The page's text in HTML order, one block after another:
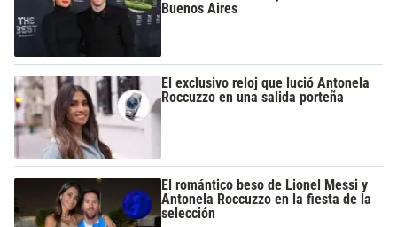
Buenos Aires
El exclusivo reloj que lució Antonela
Roccuzzo en una salida porteña
El romántico beso de Lionel Messi y
Antonela Roccuzzo en la fiesta de la
selección